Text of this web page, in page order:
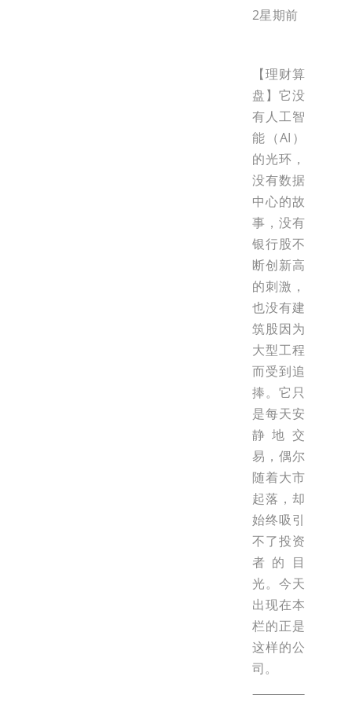
2星期前
【理财算
盘】它没
有人工智
能（AI）
的光环，
没有数据
中心的故
事，没有
银行股不
断创新高
的刺激，
也没有建
筑股因为
大型工程
而受到追
捧。它只
是每天安
静地交
易，偶尔
随着大市
起落，却
始终吸引
不了投资
者的目
光。今天
出现在本
栏的正是
这样的公
司。